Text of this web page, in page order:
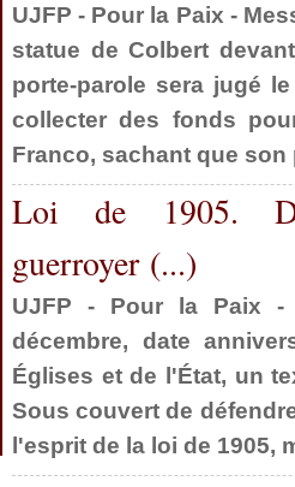
UJFP - Pour la Paix -
statue de Colbert
porte-parole sera jugé
collecter des fonds
Franco, sachant que son
Loi de 1905.
guerroyer (...)
UJFP - Pour la Paix -
décembre, date
Églises et de l'État, un
Sous couvert de
l'esprit de la loi de 1905,